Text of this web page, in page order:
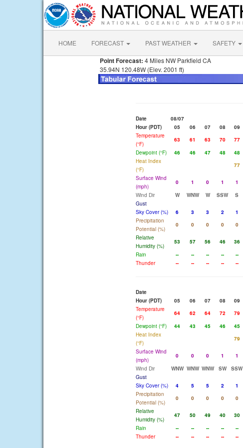
HOME FORECAST PAST WEATHER SAFETY
Point Forecast: 4 Miles NW Parkfield CA
35.94N 120.48W (Elev. 2001 ft)
Date 08/07
Hour (PDT)
05 06 07 08 09
Temperature
(°F)
63 61 63 70 77
Dewpoint (°F)
46 46 47 48 48
Heat Index
(°F)
77
Surface Wind
(mph)
0 1 0 1 1
Wind Dir
W WNW W SSW S
Gust
Sky Cover (%)
6 3 3 2 1
Precipitation
Potential (%)
0 0 0 0 0
Relative
Humidity (%)
53 57 56 46 36
Rain
-- -- -- -- --
Thunder
-- -- -- -- --
Date
Hour (PDT)
05 06 07 08 09
Temperature
(°F)
64 62 64 72 79
Dewpoint (°F)
44 43 45 46 45
Heat Index
(°F)
79
Surface Wind
(mph)
0 0 0 1 1
Wind Dir
WNW WNW WNW SW SSW
Gust
Sky Cover (%)
4 5 5 2 1
Precipitation
Potential (%)
0 0 0 0 0
Relative
Humidity (%)
47 50 49 40 30
Rain
-- -- -- -- --
Thunder
-- -- -- -- --